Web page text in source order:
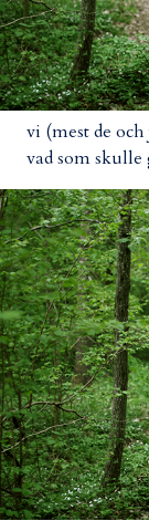
vi (mest de
vad som skulle